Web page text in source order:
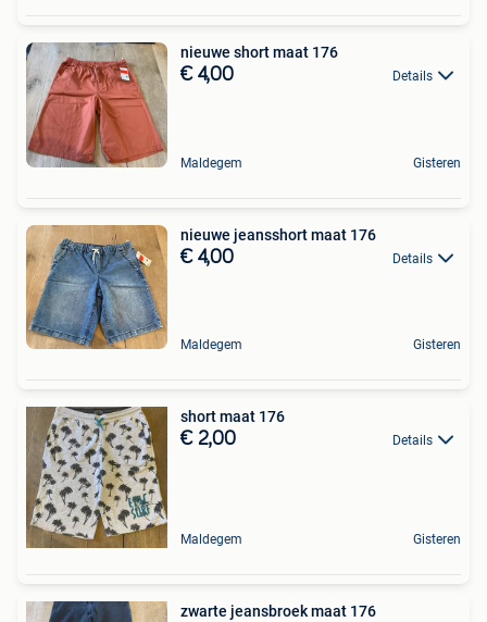
nieuwe short maat 176
€ 4,00 Details
Maldegem Gisteren
nieuwe jeansshort maat 176
€ 4,00 Details
Maldegem Gisteren
short maat 176
€ 2,00 Details
Maldegem Gisteren
zwarte jeansbroek maat 176